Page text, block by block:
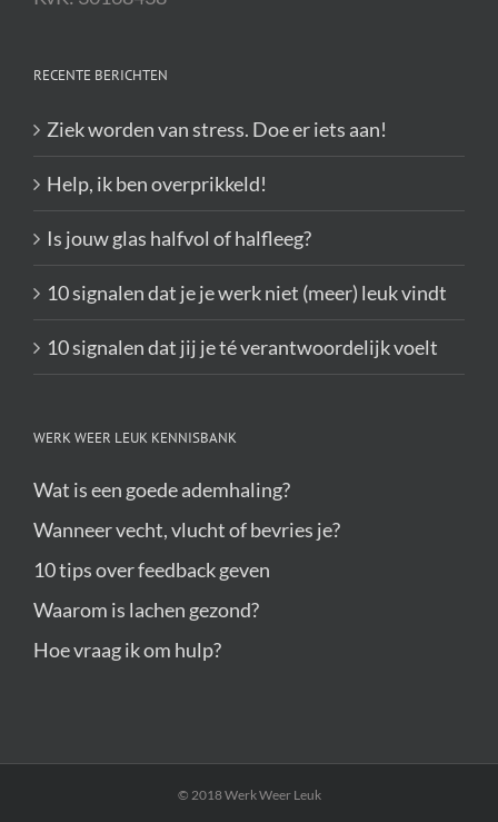
Help, ik ben overprikkeld!
Is jouw glas halfvol of halfleeg?
10 signalen dat je je werk niet (meer) leuk vindt
10 signalen dat jij je té verantwoordelijk voelt
Wanneer vecht, vlucht of bevries je?
Waarom is lachen gezond?
Hoe vraag ik om hulp?